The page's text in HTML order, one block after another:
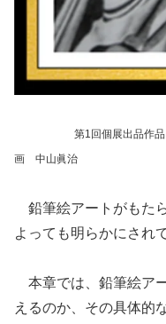
第1回個展出品
画 中山眞治
鉛筆絵アートがもた
よっても明らかにされ
本章では、鉛筆絵ア
えるのか、その具体的